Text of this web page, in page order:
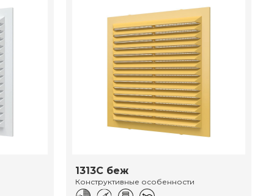
1313С беж
Конструктивные особенности